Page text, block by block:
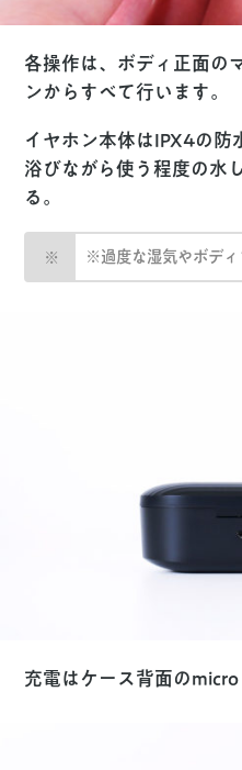
各操作は、ボディ正面の
ンからすべて行います。
イヤホン本体はIPX4の防
浴びながら使う程度の水
る。
※過度な湿気やボディ
充電はケース背面のmicro